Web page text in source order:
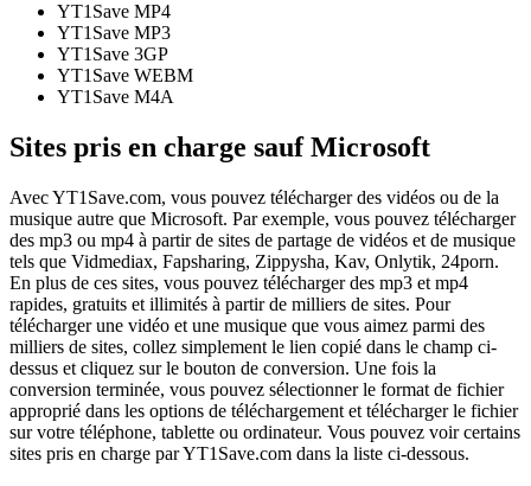
YT1Save MP4
YT1Save MP3
YT1Save 3GP
YT1Save WEBM
YT1Save M4A
Sites pris en charge sauf Microsoft
Avec YT1Save.com, vous pouvez télécharger des vidéos ou de la
musique autre que Microsoft. Par exemple, vous pouvez télécharger
des mp3 ou mp4 à partir de sites de partage de vidéos et de musique
tels que Vidmediax, Fapsharing, Zippysha, Kav, Onlytik, 24porn.
En plus de ces sites, vous pouvez télécharger des mp3 et mp4
rapides, gratuits et illimités à partir de milliers de sites. Pour
télécharger une vidéo et une musique que vous aimez parmi des
milliers de sites, collez simplement le lien copié dans le champ ci-
dessus et cliquez sur le bouton de conversion. Une fois la
conversion terminée, vous pouvez sélectionner le format de fichier
approprié dans les options de téléchargement et télécharger le fichier
sur votre téléphone, tablette ou ordinateur. Vous pouvez voir certains
sites pris en charge par YT1Save.com dans la liste ci-dessous.